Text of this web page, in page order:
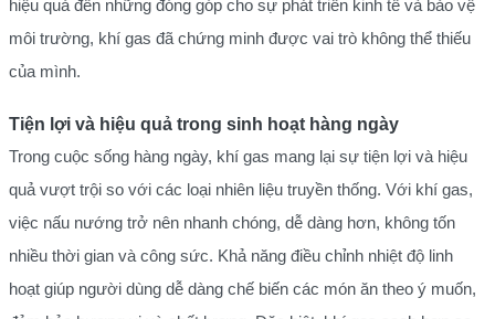
hiệu quả đến những đóng góp cho sự phát triển kinh tế và bảo vệ
môi trường, khí gas đã chứng minh được vai trò không thể thiếu
của mình.
Tiện lợi và hiệu quả trong sinh hoạt hàng ngày
Trong cuộc sống hàng ngày, khí gas mang lại sự tiện lợi và hiệu
quả vượt trội so với các loại nhiên liệu truyền thống. Với khí gas,
việc nấu nướng trở nên nhanh chóng, dễ dàng hơn, không tốn
nhiều thời gian và công sức. Khả năng điều chỉnh nhiệt độ linh
hoạt giúp người dùng dễ dàng chế biến các món ăn theo ý muốn,